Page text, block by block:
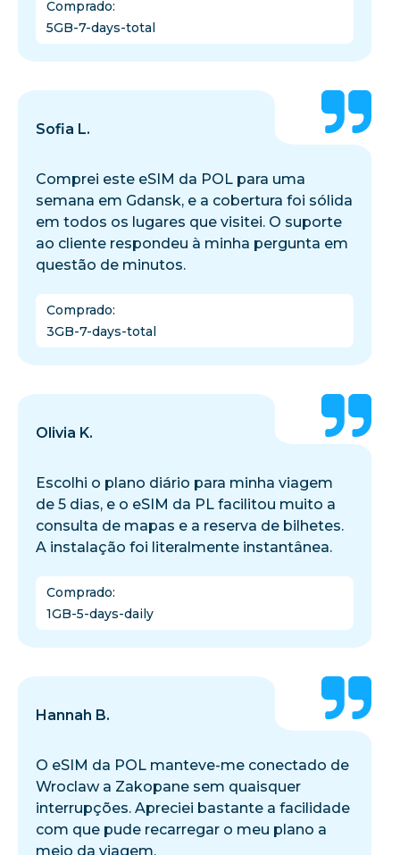
Comprado:
5GB-7-days-total
Sofia L.
Comprei este eSIM da POL para uma
semana em Gdansk, e a cobertura foi sólida
em todos os lugares que visitei. O suporte
ao cliente respondeu à minha pergunta em
questão de minutos.
Comprado:
3GB-7-days-total
Olivia K.
Escolhi o plano diário para minha viagem
de 5 dias, e o eSIM da PL facilitou muito a
consulta de mapas e a reserva de bilhetes.
A instalação foi literalmente instantânea.
Comprado:
1GB-5-days-daily
Hannah B.
O eSIM da POL manteve-me conectado de
Wroclaw a Zakopane sem quaisquer
interrupções. Apreciei bastante a facilidade
com que pude recarregar o meu plano a
meio da viagem.